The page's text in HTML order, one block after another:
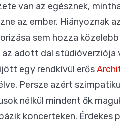
van az egésznek,
az ember. Hiányoznak
sem hozza
adott dal stúdióverziója
egy rendkívül erős
Persze azért
nélkül mindent ők
koncerteken. Érdekes